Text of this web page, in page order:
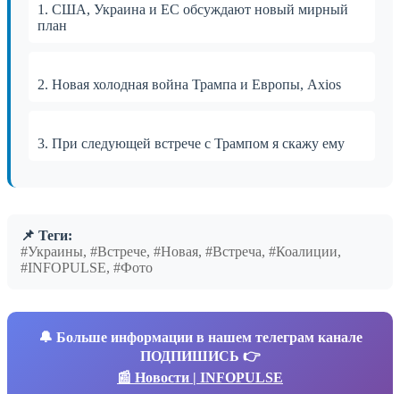
1. США, Украина и ЕС обсуждают новый мирный
план
2. Новая холодная война Трампа и Европы, Axios
3. При следующей встрече с Трампом я скажу ему
📌 Теги:
#Украины, #Встрече, #Новая, #Встреча, #Коалиции,
#INFOPULSE, #Фото
🔔 Больше информации в нашем телеграм канале
ПОДПИШИСЬ 👉
📰 Новости | INFOPULSE